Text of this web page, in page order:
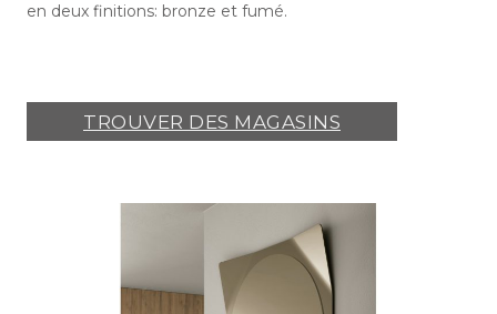
en deux finitions: bronze et fumé.
TROUVER DES MAGASINS